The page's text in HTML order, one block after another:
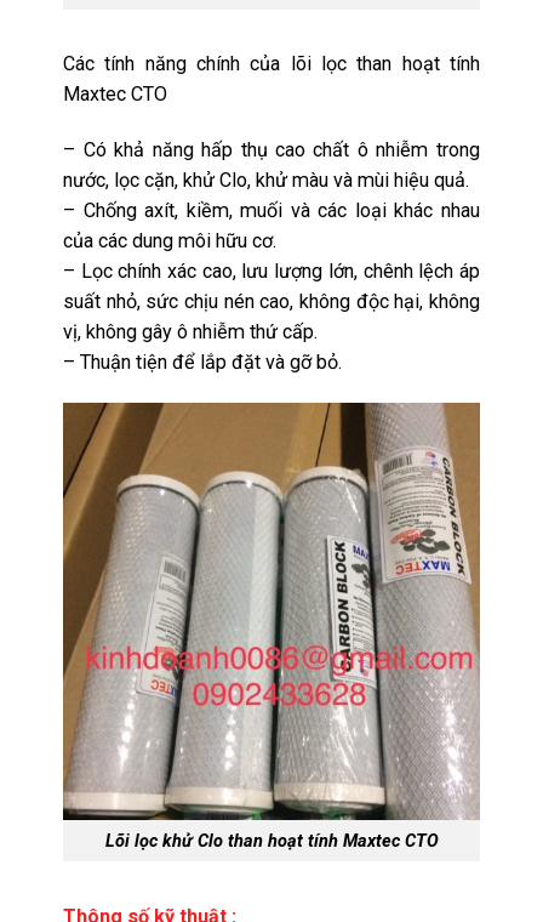
Các tính năng chính của lõi lọc than hoạt tính
Maxtec CTO
– Có khả năng hấp thụ cao chất ô nhiễm trong
nước, lọc cặn, khử Clo, khử màu và mùi hiệu quả.
– Chống axít, kiềm, muối và các loại khác nhau
của các dung môi hữu cơ.
– Lọc chính xác cao, lưu lượng lớn, chênh lệch áp
suất nhỏ, sức chịu nén cao, không độc hại, không
vị, không gây ô nhiễm thứ cấp.
– Thuận tiện để lắp đặt và gỡ bỏ.
Lõi lọc khử Clo than hoạt tính Maxtec CTO
Thông số kỹ thuật :